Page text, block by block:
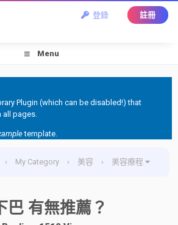
登錄 註冊
Menu
Plugin (which can be disabled!) that
all pages.
template.
› My Category › 美容 › 美容療程
巴 有無推薦？